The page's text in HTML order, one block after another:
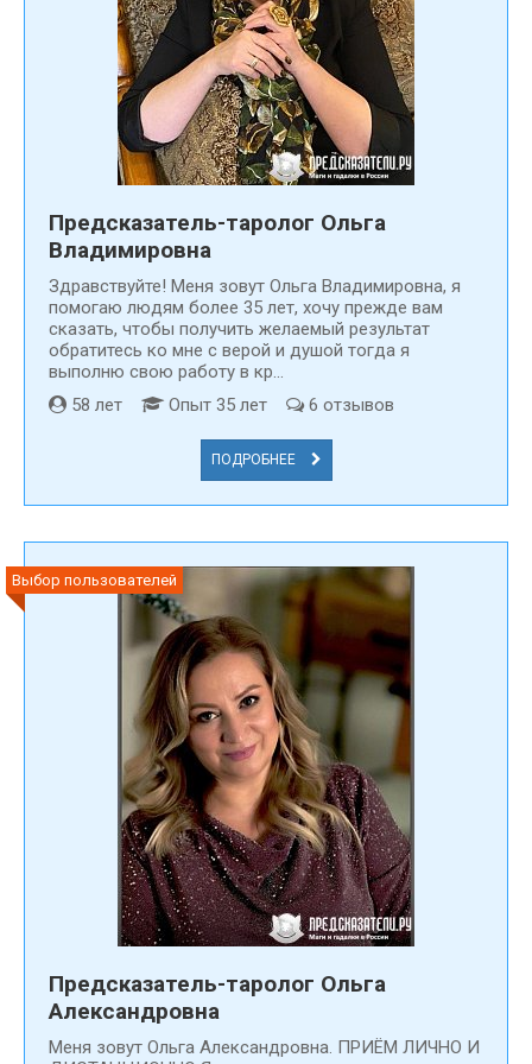
Возможно, вы все еще колеблетесь при принятии решения.
Ничего страшного. Человеку свойственно сомневаться в
своем выборе до конца. Но подумайте прежде всего, кто
вам поможет, если не люди, обладающие специальным
даром и талантом для этого? Если вы уже оказались в
ситуации, когда вам необходима такая помощь, то вы
людей, которые нашли в этом свое спасение. Так что,
определенно, это стоит того.
Предсказатель-таролог Ольга
Владимировна
Здравствуйте! Меня зовут Ольга Владимировна, я
помогаю людям более 35 лет, хочу прежде вам
сказать, чтобы получить желаемый результат
обратитесь ко мне с верой и душой тогда я
выполню свою работу в кр...
58 лет
Опыт 35 лет 6 отзывов
ПОДРОБНЕЕ
Выбор пользователей
Предсказатель-таролог Ольга
Александровна
Меня зовут Ольга Александровна. ПРИЁМ ЛИЧНО И